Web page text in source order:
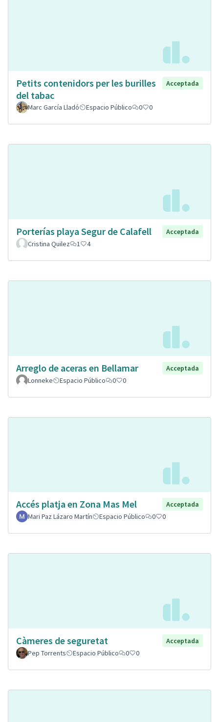
Petits contenidors per les burilles
del tabac
Acceptada
Marc García Lladó Espacio Público 0 0
Porterías playa Segur de Calafell
Acceptada
Cristina Quilez
1 4
Arreglo de aceras en Bellamar
Acceptada
Lonneke
Espacio Público 0 0
Accés platja en Zona Mas Mel
Acceptada
Mari Paz Lázaro Martín
Espacio Público 0 0
Càmeres de seguretat
Acceptada
Pep Torrents
Espacio Público 0 0